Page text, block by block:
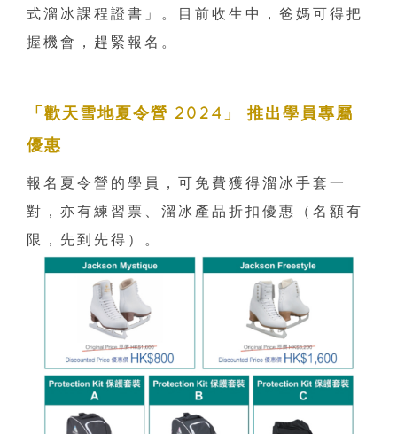
式溜冰課程證書」。目前收生中，爸媽可得把
握機會，趕緊報名。
「歡天雪地夏令營 2024」 推出學員專屬
優惠
報名夏令營的學員，可免費獲得溜冰手套一
對，亦有練習票、溜冰產品折扣優惠（名額有
限，先到先得）。